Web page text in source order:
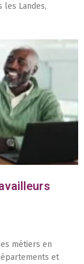
les Landes,
métiers en
et